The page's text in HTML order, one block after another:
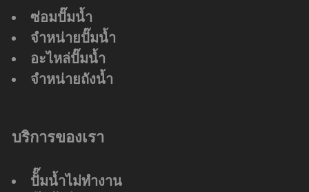
ซ่อมปั๊มน้ำ
จำหน่ายปั๊มน้ำ
อะไหล่ปั๊มน้ำ
จำหน่ายถังน้ำ
บริการของเรา
ปัั๊มน้ำไม่ทำงาน